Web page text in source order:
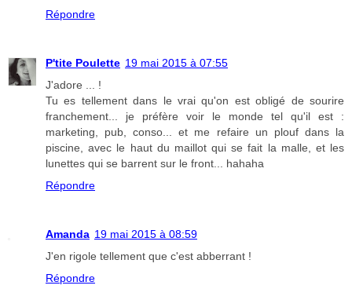
Répondre
P'tite Poulette 19 mai 2015 à 07:55
J'adore ... !
Tu es tellement dans le vrai qu'on est obligé de sourire
franchement... je préfère voir le monde tel qu'il est :
marketing, pub, conso... et me refaire un plouf dans la
piscine, avec le haut du maillot qui se fait la malle, et les
lunettes qui se barrent sur le front... hahaha
Répondre
Amanda 19 mai 2015 à 08:59
J'en rigole tellement que c'est abberrant !
Répondre